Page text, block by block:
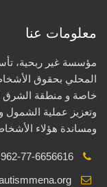
معلومات عنا
المحلي بحقوق
خاصة و منطقة الشرق
وتعزيز عملية الشمول
ومساندة هؤلاء
77-6656616